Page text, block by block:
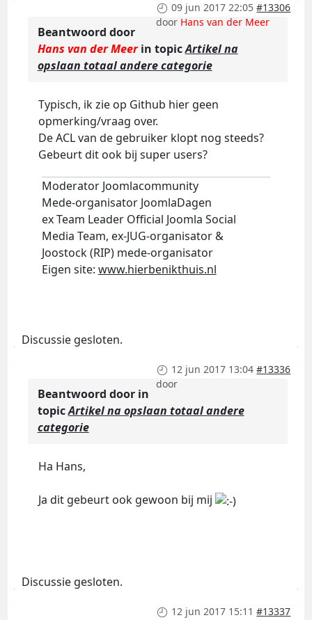
09 jun 2017 22:05 #13306
door Hans van der Meer
Beantwoord door
Hans van der Meerin topicArtikel na
opslaan totaal andere categorie
Typisch, ik zie op Github hier geen
opmerking/vraag over.
De ACL van de gebruiker klopt nog steeds?
Gebeurt dit ook bij super users?
Moderator Joomlacommunity
Mede-organisator JoomlaDagen
ex Team Leader Official Joomla Social
Media Team, ex-JUG-organisator &
Joostock (RIP) mede-organisator
Eigen site: www.hierbenikthuis.nl
Discussie gesloten.
12 jun 2017 13:04 #13336
door
Beantwoord door in
topicArtikel na opslaan totaal andere
categorie
Ha Hans,
Ja dit gebeurt ook gewoon bij mij
Discussie gesloten.
12 jun 2017 15:11 #13337